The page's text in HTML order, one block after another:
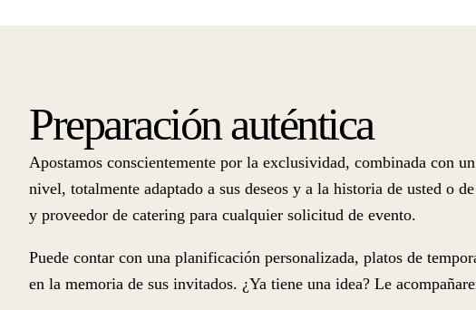
Preparación auténtica
Apostamos conscientemente por la exclusividad, combinada con
nivel, totalmente adaptado a sus deseos y a la historia de usted o
y proveedor de catering para cualquier solicitud de evento.
Puede contar con una planificación personalizada, platos de
en la memoria de sus invitados. ¿Ya tiene una idea? Le